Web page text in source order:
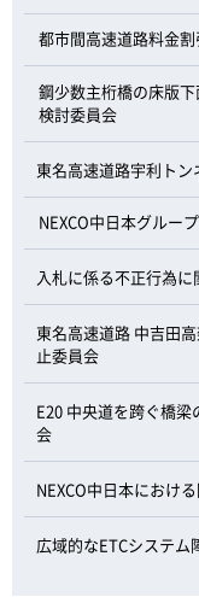
都市間高速道路料金
鋼少数主桁橋の床版
検討委員会
東名高速道路宇利ト
NEXCO中日本グルー
入札に係る不正行為
東名高速道路 中吉田
止委員会
E20 中央道を跨ぐ橋
会
NEXCO中日本におけ
広域的なETCシステ